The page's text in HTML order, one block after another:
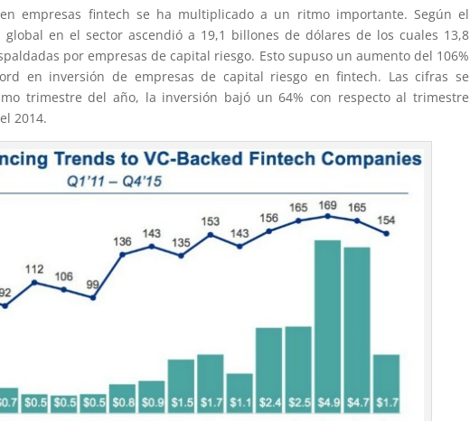
empresas fintech se ha multiplicado a un ritmo importante. Según el
en el sector ascendió a 19,1 billones de dólares de los cuales 13,8
por empresas de capital riesgo. Esto supuso un aumento del 106%
en inversión de empresas de capital riesgo en fintech. Las cifras se
trimestre del año, la inversión bajó un 64% con respecto al trimestre
2014.